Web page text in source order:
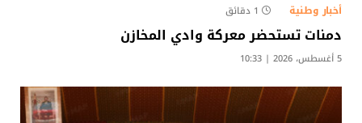
أخبار وطنية 1 دقائق
دمنات تستحضر معركة وادي المخازن
5 أغسطس، 2026 | 10:33